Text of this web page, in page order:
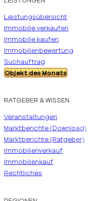
Leistungsübersicht
Immobilie verkaufen
Immobilie kaufen
Immobilienbewertung
Suchauftrag
Objekt des Monats
RATGEBER & WISSEN
Veranstaltungen
Marktberichte (Download)
Marktberichte (Ratgeber)
Immobilienverkauf
Immobilienkauf
Rechtliches